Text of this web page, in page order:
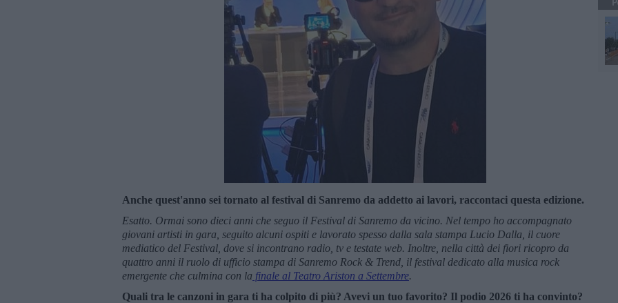
Anche quest'anno sei tornato al festival di Sanremo da addetto ai lavori, raccontaci questa edizione.
Esatto. Ormai sono dieci anni che seguo il Festival di Sanremo da vicino. Nel tempo ho accompagnato
giovani artisti in gara, seguito alcuni ospiti e lavorato spesso dalla sala stampa Lucio Dalla, il cuore
mediatico del Festival, dove si incontrano radio, tv e testate web. Inoltre, nella città dei fiori ricopro da
quattro anni il ruolo di ufficio stampa di Sanremo Rock & Trend, il festival dedicato alla musica rock
emergente che culmina con la finale al Teatro Ariston a Settembre.
Quali tra le canzoni in gara ti ha colpito di più? Avevi un tuo favorito? Il podio 2026 ti ha convinto?